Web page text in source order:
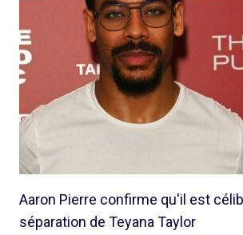
Aaron Pierre confirme qu'il est
séparation de Teyana Taylor